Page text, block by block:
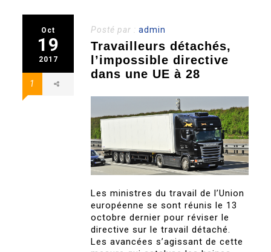
Oct
19
2017
1
Posté par :admin
Travailleurs détachés,
l’impossible directive
dans une UE à 28
Les ministres du travail de l’Union
européenne se sont réunis le 13
octobre dernier pour réviser le
directive sur le travail détaché.
Les avancées s’agissant de cette